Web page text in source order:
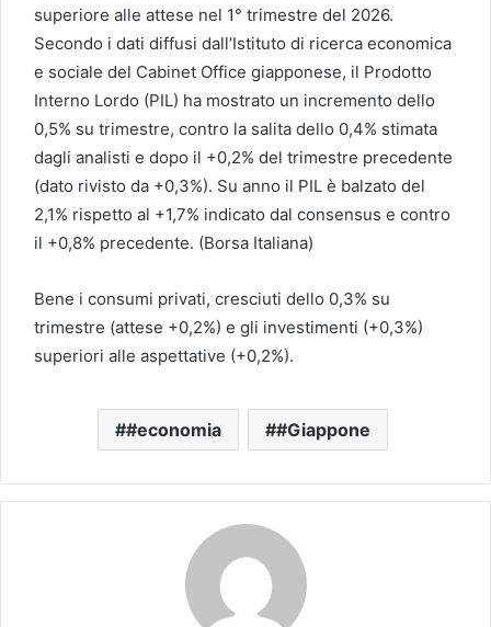
superiore alle attese nel 1° trimestre del 2026.
Secondo i dati diffusi dall’Istituto di ricerca economica
e sociale del Cabinet Office giapponese, il Prodotto
Interno Lordo (PIL) ha mostrato un incremento dello
0,5% su trimestre, contro la salita dello 0,4% stimata
dagli analisti e dopo il +0,2% del trimestre precedente
(dato rivisto da +0,3%). Su anno il PIL è balzato del
2,1% rispetto al +1,7% indicato dal consensus e contro
il +0,8% precedente. (Borsa Italiana)
Bene i consumi privati, cresciuti dello 0,3% su
trimestre (attese +0,2%) e gli investimenti (+0,3%)
superiori alle aspettative (+0,2%).
#economia #Giappone